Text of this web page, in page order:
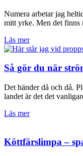
Numera arbetar jag
mitt yrke. Men det finns
Läs mer
Så gör du när
Det händer då och då.
landet är det det
Läs mer
Köttfärslimpa –